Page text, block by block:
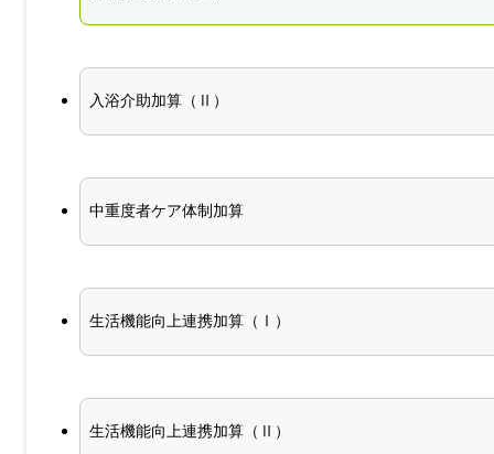
入浴介助加算（Ⅱ）
中重度者ケア体制加算
生活機能向上連携加算（Ⅰ）
生活機能向上連携加算（Ⅱ）